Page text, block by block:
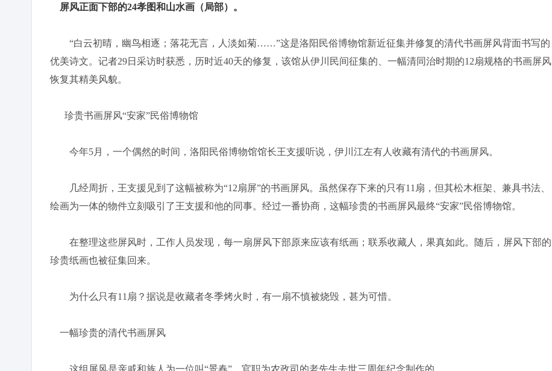
屏风正面下部的24孝图和山水画（局部）。
“白云初晴，幽鸟相逐；落花无言，人淡如菊……”这是洛阳民俗博物馆新近征集并修复的清代书画屏风背面书写的
优美诗文。记者29日采访时获悉，历时近40天的修复，该馆从伊川民间征集的、一幅清同治时期的12扇规格的书画屏风
恢复其精美风貌。
珍贵书画屏风“安家”民俗博物馆
今年5月，一个偶然的时间，洛阳民俗博物馆馆长王支援听说，伊川江左有人收藏有清代的书画屏风。
几经周折，王支援见到了这幅被称为“12扇屏”的书画屏风。虽然保存下来的只有11扇，但其松木框架、兼具书法、
绘画为一体的物件立刻吸引了王支援和他的同事。经过一番协商，这幅珍贵的书画屏风最终“安家”民俗博物馆。
在整理这些屏风时，工作人员发现，每一扇屏风下部原来应该有纸画；联系收藏人，果真如此。随后，屏风下部的
珍贵纸画也被征集回来。
为什么只有11扇？据说是收藏者冬季烤火时，有一扇不慎被烧毁，甚为可惜。
一幅珍贵的清代书画屏风
这组屏风是亲戚和族人为一位叫“景春”、官职为农政司的老先生去世三周年纪念制作的。